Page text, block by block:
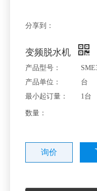
分享到：
变频脱水机
产品型号：
产品单位：
台
最小起订量：
1台
数量：
询价